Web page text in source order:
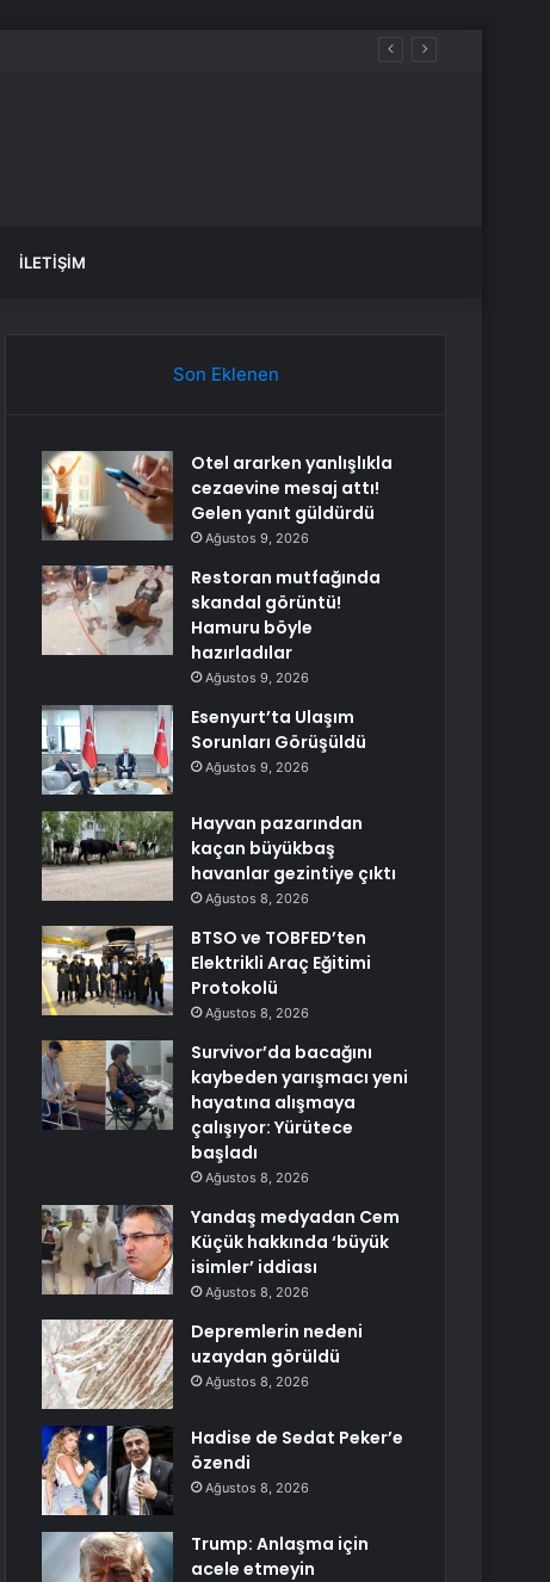
İLETIŞIM
Son Eklenen
Otel ararken yanlışlıkla
cezaevine mesaj attı!
Gelen yanıt güldürdü
Ağustos 9, 2026
Restoran mutfağında
skandal görüntü!
Hamuru böyle
hazırladılar
Ağustos 9, 2026
Esenyurt’ta Ulaşım
Sorunları Görüşüldü
Ağustos 9, 2026
Hayvan pazarından
kaçan büyükbaş
havanlar gezintiye çıktı
Ağustos 8, 2026
BTSO ve TOBFED’ten
Elektrikli Araç Eğitimi
Protokolü
Ağustos 8, 2026
Survivor’da bacağını
kaybeden yarışmacı yeni
hayatına alışmaya
çalışıyor: Yürütece
başladı
Ağustos 8, 2026
Yandaş medyadan Cem
Küçük hakkında ‘büyük
isimler’ iddiası
Ağustos 8, 2026
Depremlerin nedeni
uzaydan görüldü
Ağustos 8, 2026
Hadise de Sedat Peker’e
özendi
Ağustos 8, 2026
Trump: Anlaşma için
acele etmeyin